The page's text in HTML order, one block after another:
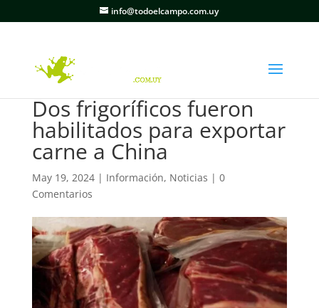
info@todoelcampo.com.uy
Dos frigoríficos fueron
habilitados para exportar
carne a China
May 19, 2024| Información, Noticias | 0
Comentarios